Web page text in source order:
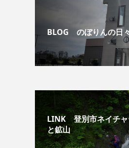
BLOG のぼりんの日
LINK 登別市ネイチャ
と鉱山